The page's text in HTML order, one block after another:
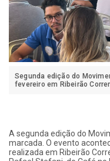
Segunda edição do
fevereiro em Ribeirão
A segunda edição do
marcada. O evento
realizada em Ribeirão